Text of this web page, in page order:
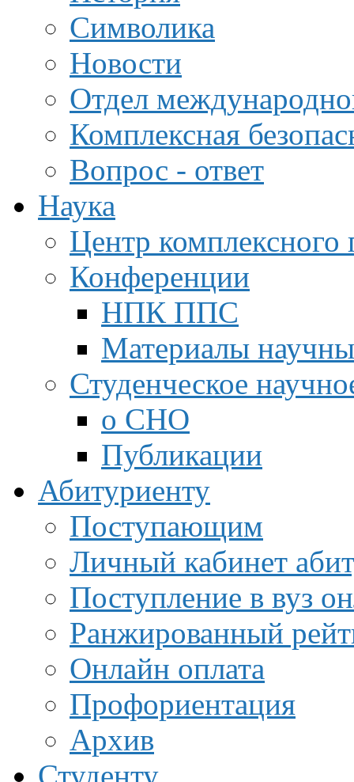
Символика
Новости
Отдел
Комплексная
Вопрос - ответ
Наука
Центр
Конференции
НПК ППС
Материалы
Студенческое
о СНО
Публикации
Абитуриенту
Поступающим
Личный кабинет
Поступление в вуз
Ранжированный
Онлайн оплата
Профориентация
Архив